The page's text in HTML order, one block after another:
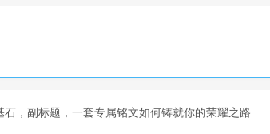
，副标题，一套专属铭文如何铸就你的荣耀之路